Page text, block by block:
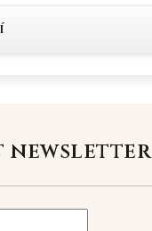
newsletter